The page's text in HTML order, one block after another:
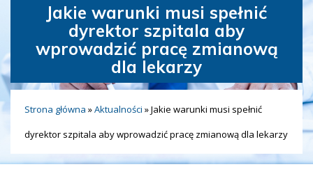
Jakie warunki musi spełnić
dyrektor szpitala aby
wprowadzić pracę zmianową
dla lekarzy
Strona główna »Aktualności »Jakie warunki musi spełnić
dyrektor szpitala aby wprowadzić pracę zmianową dla lekarzy